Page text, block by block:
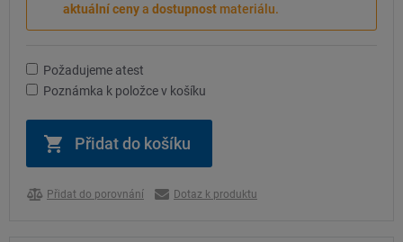
aktuální cenya dostupnost materiálu.
Požadujeme atest
Poznámka k položce v košíku
Přidat do porovnání Dotaz k produktu